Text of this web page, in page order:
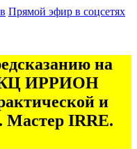
Прямой эфир в соцсетях
на
КЦ ИРРИОН
и
Мастер IRRE.